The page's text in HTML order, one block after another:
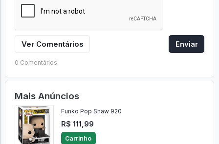
Ver Comentários Enviar
0 Comentários
Mais Anúncios
Funko Pop Shaw 920
R$ 111,99
Carrinho